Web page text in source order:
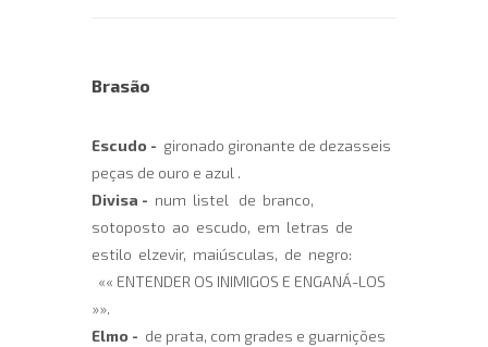
Brasão
Escudo - gironado gironante de dezasseis
peças de ouro e azul .
Divisa - num listel de branco,
sotoposto ao escudo, em letras de
estilo elzevir, maiúsculas, de negro:
«« ENTENDER OS INIMIGOS E ENGANÁ-LOS
»».
Elmo - de prata, com grades e guarnições